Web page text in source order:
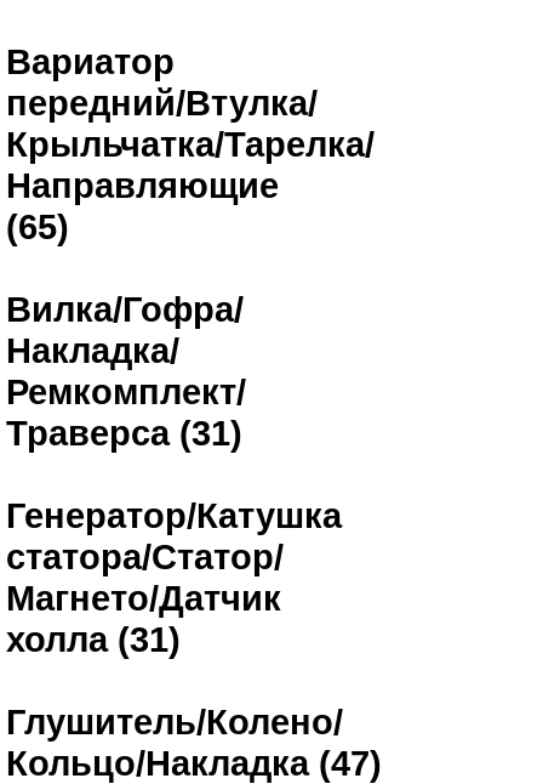
Вариатор
передний/Втулка/
Крыльчатка/Тарелка/
Направляющие
(65)
Вилка/Гофра/
Накладка/
Ремкомплект/
Траверса (31)
Генератор/Катушка
статора/Статор/
Магнето/Датчик
холла (31)
Глушитель/Колено/
Кольцо/Накладка (47)